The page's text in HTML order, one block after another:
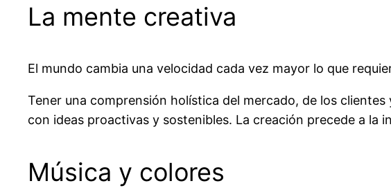
La mente creativa
El mundo cambia una velocidad cada vez mayor lo que
Tener una comprensión holística del mercado, de los
con ideas proactivas y sostenibles. La creación precede a la
Música y colores